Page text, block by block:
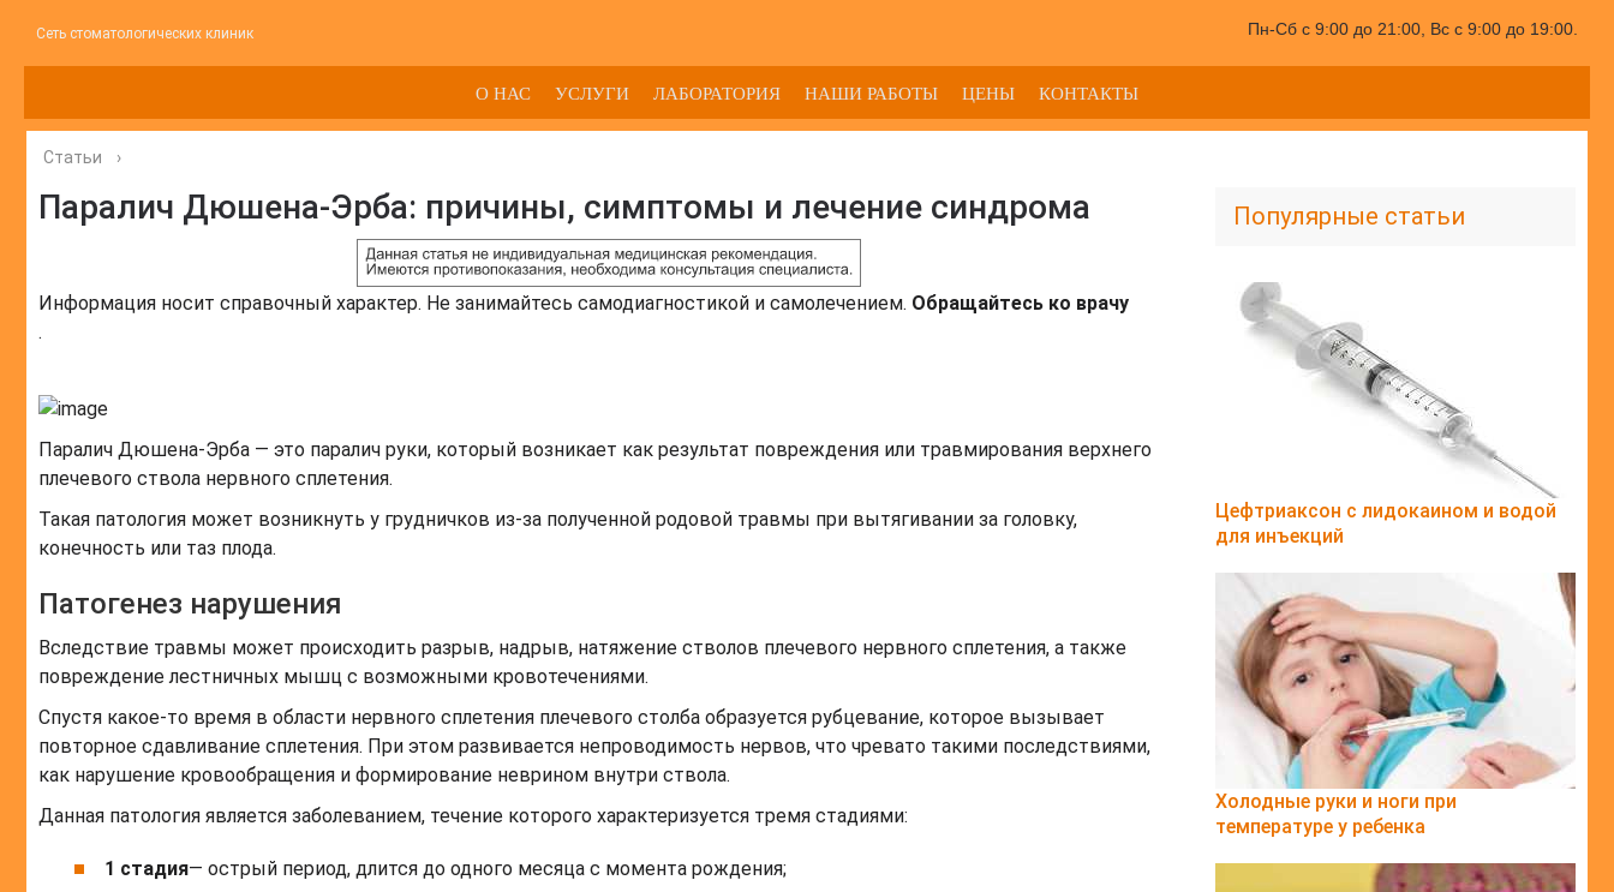
Сеть стоматологических клиник Пн-Сб с 9:00 до 21:00, Вс с 9:00 до 19:00.
О НАС УСЛУГИ ЛАБОРАТОРИЯ НАШИ РАБОТЫ ЦЕНЫ КОНТАКТЫ
Статьи ›
Паралич Дюшена-Эрба: причины, симптомы и лечение синдрома
Информация носит справочный характер. Не занимайтесь самодиагностикой и самолечением. Обращайтесь ко врачу
.
Паралич Дюшена-Эрба — это паралич руки, который возникает как результат повреждения или травмирования верхнего
плечевого ствола нервного сплетения.
Такая патология может возникнуть у грудничков из-за полученной родовой травмы при вытягивании за головку,
конечность или таз плода.
Патогенез нарушения
Вследствие травмы может происходить разрыв, надрыв, натяжение стволов плечевого нервного сплетения, а также
повреждение лестничных мышц с возможными кровотечениями.
Спустя какое-то время в области нервного сплетения плечевого столба образуется рубцевание, которое вызывает
повторное сдавливание сплетения. При этом развивается непроводимость нервов, что чревато такими последствиями,
как нарушение кровообращения и формирование неврином внутри ствола.
Данная патология является заболеванием, течение которого характеризуется тремя стадиями:
1 стадия— острый период, длится до одного месяца с момента рождения;
Популярные статьи
Цефтриаксон с лидокаином и водой
для инъекций
Холодные руки и ноги при
температуре у ребенка